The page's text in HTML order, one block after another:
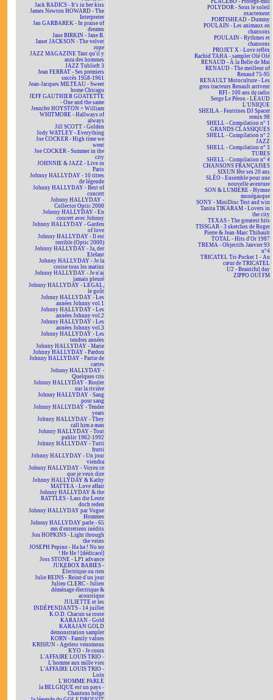
Jack RADICS - It's in her kiss
James Newton HOWARD - The
Interpreter
Jan GARBAREK - In praise of
dreams
Jane BIRKIN - Jane B.
Janet JACKSON - The velvet
rope
JAZZ MAGAZINE Tant qu'il y
aura des hommes
JAZZ Tublieft 3
Jean FERRAT - Ses premiers
succès 1958-1961
Jean-Jacques MILTEAU - Sweet
home Chicago
JEFF GAUTHIER GOATETTE
- One and the same
Jennifer HOYSTON + William
WHITMORE - Hallways of
always
Jill SCOTT - Golden
Jody WATLEY - Everything
Joe COCKER - High time we
went
Joe COCKER - Summer in the
city
JOHNNIE & JAZZ - Live in
Paris
Johnny HALLYDAY - 10 titres
de légende
Johnny HALLYDAY - Best of
concert
Johnny HALLYDAY -
Collector Optic 2000
Johnny HALLYDAY - En
concert avec Johnny
Johnny HALLYDAY - Garden
of love
Johnny HALLYDAY - Il est
terrible (Optic 2000)
Johnny HALLYDAY - Ja, der
Elefant
Johnny HALLYDAY - Je la
croise tous les matins
Johnny HALLYDAY - Je n'ai
jamais pleuré
Johnny HALLYDAY - LEGAL,
le goût
Johnny HALLYDAY - Les
années Johnny vol.1
Johnny HALLYDAY - Les
années Johnny vol.2
Johnny HALLYDAY - Les
années Johnny vol.3
Johnny HALLYDAY - Les
tendres années
Johnny HALLYDAY - Marie
Johnny HALLYDAY - Pardon
Johnny HALLYDAY - Partie de
cartes
Johnny HALLYDAY -
Quelques cris
Johnny HALLYDAY - Rouler
sur la rivière
Johnny HALLYDAY - Sang
pour sang
Johnny HALLYDAY - Tender
years
Johnny HALLYDAY - They
call him a man
Johnny HALLYDAY - Tout
public 1962-1992
Johnny HALLYDAY - Tutti
frutti
Johnny HALLYDAY - Un jour
viendra
Johnny HALLYDAY - Voyez ce
que je veux dire
Johnny HALLYDAY & Kathy
MATTEA - Love affair
Johnny HALLYDAY & the
RATTLES - Lass die Leute
doch reden
Johnny HALLYDAY par Vogue
Hommes
Johnny HALLYDAY parle - 65
mn d'entretiens inédits
Jon HOPKINS - Light through
the veins
JOSEPH Pepino - Ha ha ! No no
! He He ! [dédicacé]
Joss STONE - LP1 advance
JUKEBOX BABIES -
Électrique ou rien
Julie REINS - Reine d'un jour
Julien CLERC - Julien
déménage électrique &
acoustique
JULIETTE et les
INDÉPENDANTS - 14 juillet
K.O.D. Chacun sa route
KARAJAN - Gold
KARAJAN GOLD
demonstration sampler
KORN - Family values
KRISIUN - Ageless venomous
KYO - Je cours
L'AFFAIRE LOUIS TRIO -
L'homme aux mille vies
L'AFFAIRE LOUIS TRIO -
Loin
L'HOMME PARLE
la BELGIQUE est un pays -
Chantons belge
PLACEBO - Protège-moi
POLYDOR - Sous le soleil
exactement
PORTISHEAD - Dummy
POULAIN - Les animaux en
chansons
POULAIN - Rythmes et
chansons
PROJET X - Love reflex
Rachid TAHA - sampler Olé Olé
RENAUD - À la Belle de Mai
RENAUD - The meilleur of
Renaud 75-95
RENAULT Motoculture - Les
gros tracteurs Renault arrivent
RFI - 100 ans de radio
Serge Le Péron - LÉAUD
L'UNIQUE
SHEILA - Feutrines DJ Spacer
remix 98
SHELL - Compilation n° 1
GRANDS CLASSIQUES
SHELL - Compilation n° 2
JAZZ
SHELL - Compilation n° 3
TUBES
SHELL - Compilation n° 4
CHANSONS FRANÇAISES
SIXUN fête ses 20 ans
SLÉO - Ensemble pour une
nouvelle aventure
SON & LUMIÈRE - Hymne
monégasque
SONY - MiniDisc Test and win
Tanita TIKARAM - Lovers in
the city
TEXAS - The greatest hits
TISSGAR - 3 sketches de Roger
Pierre & Jean-Marc Thibault
TOTAL - Hits d'Or 1987
TREMA - Objectifs Janvier 93
n°4
TRICATEL Tri-Pocket 1 - Au
cœur de TRICATEL
U2 - Beautiful day
ZIPPO OUÏ FM